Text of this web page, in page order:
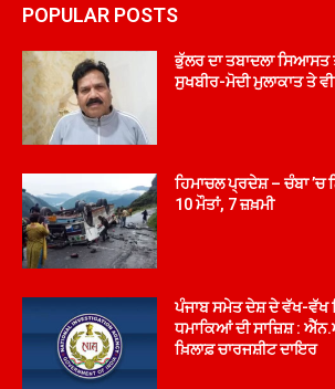
POPULAR POSTS
ਭੁੱਲਰ ਦਾ ਤਬਾਦਲਾ ਸਿਆਸਤ
ਸੁਖਬੀਰ-ਮੋਦੀ ਮੁਲਾਕਾਤ ਤੇ
ਹਿਮਾਚਲ ਪ੍ਰਦੇਸ਼ – ਚੰਬਾ ’ਚ
10 ਮੌਤਾਂ, 7 ਜ਼ਖ਼ਮੀ
ਪੰਜਾਬ ਸਮੇਤ ਦੇਸ਼ ਦੇ ਵੱਖ-
ਧਮਾਕਿਆਂ ਦੀ ਸਾਜ਼ਿਸ਼ :
ਖ਼ਿਲਾਫ਼ ਚਾਰਜਸ਼ੀਟ ਦਾਇਰ